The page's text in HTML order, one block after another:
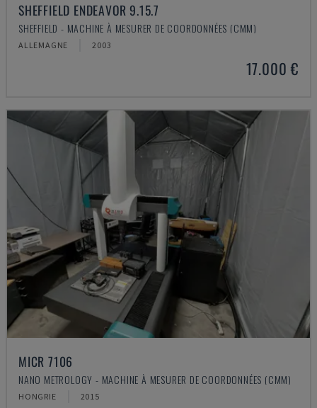
SHEFFIELD ENDEAVOR 9.15.7
SHEFFIELD - MACHINE À MESURER DE COORDONNÉES (CMM)
ALLEMAGNE 2003
17.000 €
MICR 7106
NANO METROLOGY - MACHINE À MESURER DE COORDONNÉES (CMM)
HONGRIE 2015